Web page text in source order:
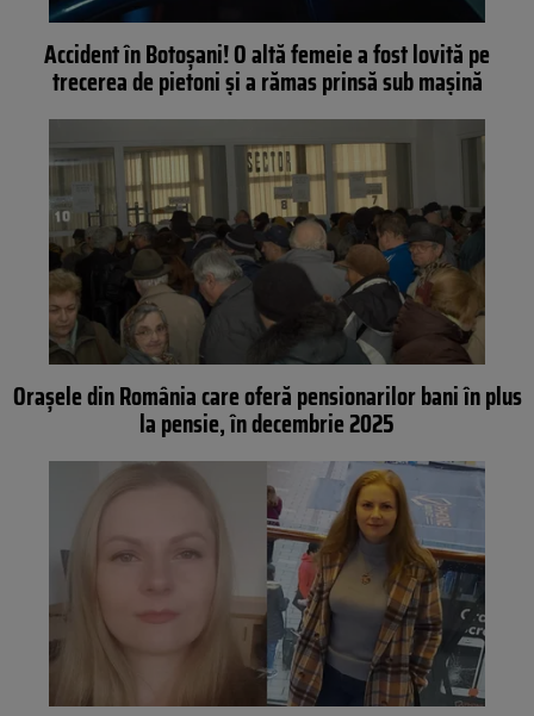
Accident în Botoșani! O altă femeie a fost lovită pe
trecerea de pietoni și a rămas prinsă sub mașină
Orașele din România care oferă pensionarilor bani în plus
la pensie, în decembrie 2025